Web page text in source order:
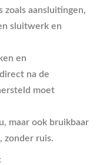
aansluitingen,
sluitwerk en
en
na de
moet
maar ook bruikbaar
zonder ruis.